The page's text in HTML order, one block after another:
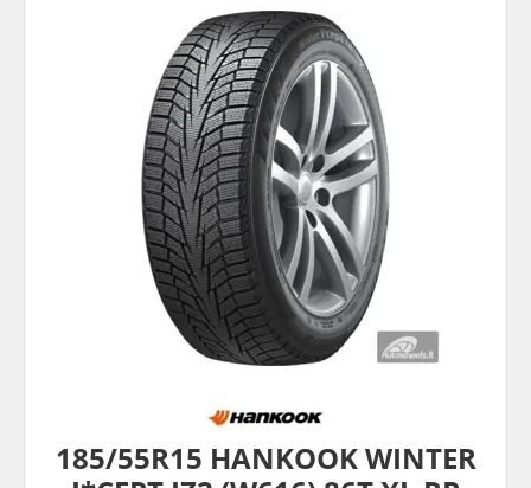
185/55R15 HANKOOK WINTER